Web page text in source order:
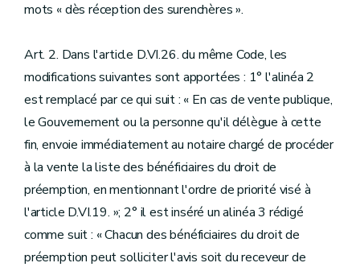
mots « dès réception des surenchères ».
Art. 2. Dans l'article D.VI.26. du même Code, les
modifications suivantes sont apportées : 1° l'alinéa 2
est remplacé par ce qui suit : « En cas de vente publique,
le Gouvernement ou la personne qu'il délègue à cette
fin, envoie immédiatement au notaire chargé de procéder
à la vente la liste des bénéficiaires du droit de
préemption, en mentionnant l'ordre de priorité visé à
l'article D.VI.19. »; 2° il est inséré un alinéa 3 rédigé
comme suit : « Chacun des bénéficiaires du droit de
préemption peut solliciter l'avis soit du receveur de